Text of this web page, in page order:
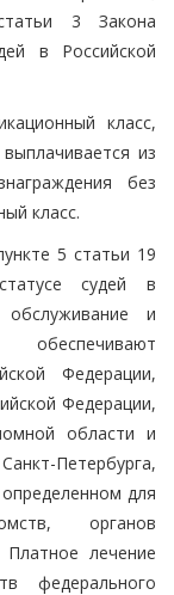
3 Закона
в Российской
класс,
из
без
класс.
5 статьи 19
судей в
обслуживание и
Федерации,
Федерации,
области и
Петербурга,
для
органов
Платное лечение
федерального